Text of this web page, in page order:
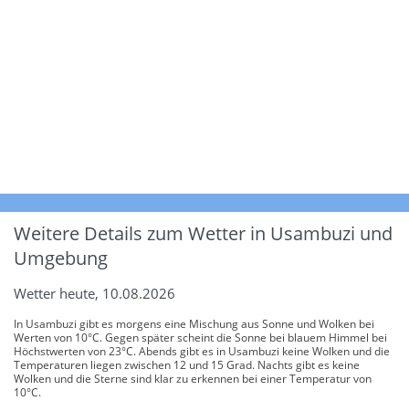
Weitere Details zum Wetter in Usambuzi und
Umgebung
Wetter heute, 10.08.2026
In Usambuzi gibt es morgens eine Mischung aus Sonne und Wolken bei
Werten von 10°C. Gegen später scheint die Sonne bei blauem Himmel bei
Höchstwerten von 23°C. Abends gibt es in Usambuzi keine Wolken und die
Temperaturen liegen zwischen 12 und 15 Grad. Nachts gibt es keine
Wolken und die Sterne sind klar zu erkennen bei einer Temperatur von
10°C.